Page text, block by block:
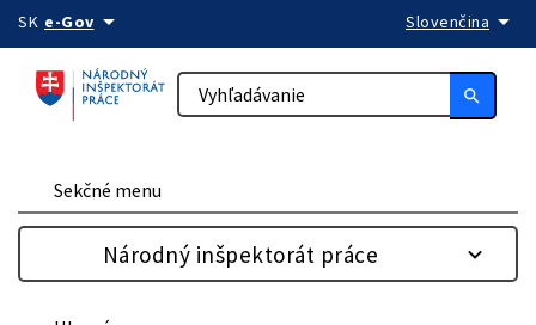
Preskočiť na obsah
SK e-Govarrow_drop_down Slovenčina arrow_drop_down
search
Sekčné menu
Národný inšpektorát práce